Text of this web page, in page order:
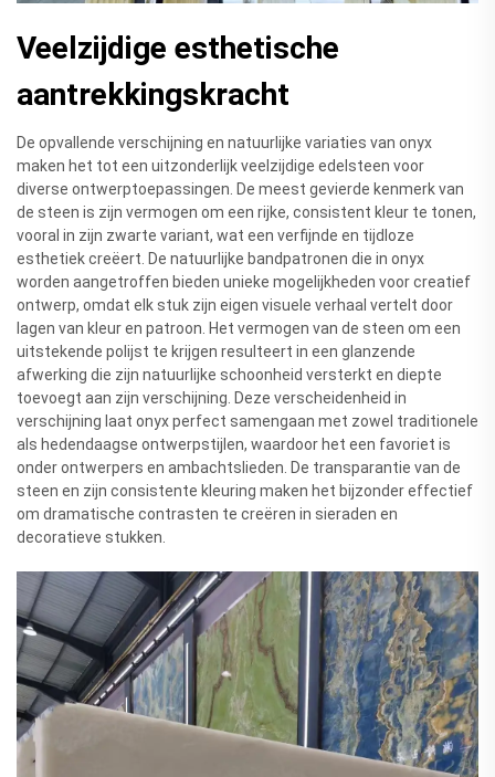
Veelzijdige esthetische
aantrekkingskracht
De opvallende verschijning en natuurlijke variaties van onyx
maken het tot een uitzonderlijk veelzijdige edelsteen voor
diverse ontwerptoepassingen. De meest gevierde kenmerk van
de steen is zijn vermogen om een rijke, consistent kleur te tonen,
vooral in zijn zwarte variant, wat een verfijnde en tijdloze
esthetiek creëert. De natuurlijke bandpatronen die in onyx
worden aangetroffen bieden unieke mogelijkheden voor creatief
ontwerp, omdat elk stuk zijn eigen visuele verhaal vertelt door
lagen van kleur en patroon. Het vermogen van de steen om een
uitstekende polijst te krijgen resulteert in een glanzende
afwerking die zijn natuurlijke schoonheid versterkt en diepte
toevoegt aan zijn verschijning. Deze verscheidenheid in
verschijning laat onyx perfect samengaan met zowel traditionele
als hedendaagse ontwerpstijlen, waardoor het een favoriet is
onder ontwerpers en ambachtslieden. De transparantie van de
steen en zijn consistente kleuring maken het bijzonder effectief
om dramatische contrasten te creëren in sieraden en
decoratieve stukken.